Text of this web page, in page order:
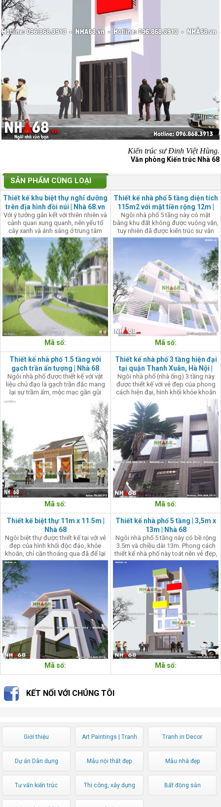
Kiến trúc sư Đinh Việt Hùng.
Văn phòng Kiến trúc Nhà 68
SẢN PHẨM CÙNG LOẠI
Thiết kế khu biệt thự nghỉ dưỡng
trên địa hình đồi núi | Nhà 68.vn
Với ý tưởng gắn kết với thiên nhiên và
cảnh quan xung quanh, nên yếu tố
cây xanh và ánh sáng ở trung tâm
trong mỗi công trình là ý tưởng thiết
kế xuyên suốt trong các công trình
biệt thự này.
Mã số:
Thiết kế nhà phố 5 tầng diện tích
115m2 với mặt tiền rộng 12m |
Nhà 68
Ngôi nhà phố 5 tầng này có mặt
bằng khu đất không được vuông vắn,
tuy nhiên đã được kiến trúc sư văn
phòng kiến trúc Nhà 68 thiết kế khéo
léo với việc phân chia công năng
chặt chẽ, mạch lạc cùng với nhịp điệu
của hình khối, gam màu trắng nhẹ
nhàng kết hợp cùng những mảng
kính hiện đại, sang trọng.
Mã số:
Thiết kế nhà phố 1.5 tầng với
gạch trần ấn tượng | Nhà 68
Ngôi nhà phố được thiết kế với vật
liệu chủ đạo là gạch trần đặc mang
lại sự trầm ấm, mộc mạc gần gũi
cùng với sự tương phản mạnh mẽ
của gam trắng với phong cách thiết
kế hiện đại, cá tính của cổng ra vào
cùng với bồn cây nhỏ tạo nên sự ấn
tượng trong thiết kế nhà phố này.
Mã số:
Thiết kế nhà phố 3 tầng hiện đại
tại quận Thanh Xuân, Hà Nội |
Nhà 68
Ngôi nhà phố (nhà ống) 3 tầng này
được thiết kế với vẻ đẹp của phong
cách hiện đại, hình khối khỏe khoắn
tạo ấn tượng mạnh, mang nét đẹp
của sự cô đọng, mạch lạc, dứt khoát.
Mã số:
Thiết kế biệt thự 11m x 11.5m |
Nhà 68
Ngôi biệt thự được thiết kế tại với vẻ
đẹp của hình khối độc đáo, khỏe
khoắn, chỉ cần thoáng qua đã để lại
ấn tượng giàu cảm xúc. Căn nhà ở
biệt thự này được kiến trúc sư Nhà 68
thiết kế đầy sáng tạo, tô đậm thêm
cá tính mạnh mẽ quyết liệt của gia
chủ.
Mã số:
Thiết kế nhà phố 5 tầng | 3,5m x
13m | Nhà 68
Ngôi nhà phố 5 tầng này có bề rộng
3.5m và chiều dài 13m. Phong cách
thiết kế nhà phố này toát nên vẻ đẹp,
hiện đại, trẻ trung, mang hơi thở của
thời đại mới.
Mã số:
KẾT NỐI VỚI CHÚNG TÔI
Giới thiệu Art Paintings | Tranh
Nghệ thuật
Tranh in Decor
Dự án Dân dụng Mẫu nội thất đẹp Mẫu nhà đẹp
Tư vấn kiến trúc Thi công, xây dựng Bất động sản